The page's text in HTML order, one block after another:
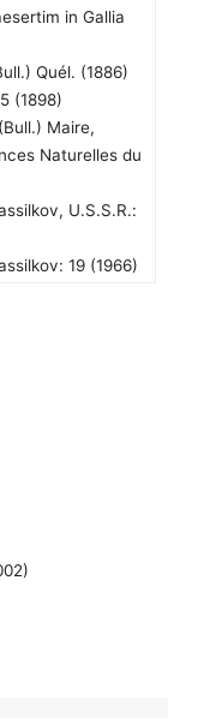
in Gallia
Quél. (1886)
(1898)
Maire,
Naturelles du
U.S.S.R.:
19 (1966)